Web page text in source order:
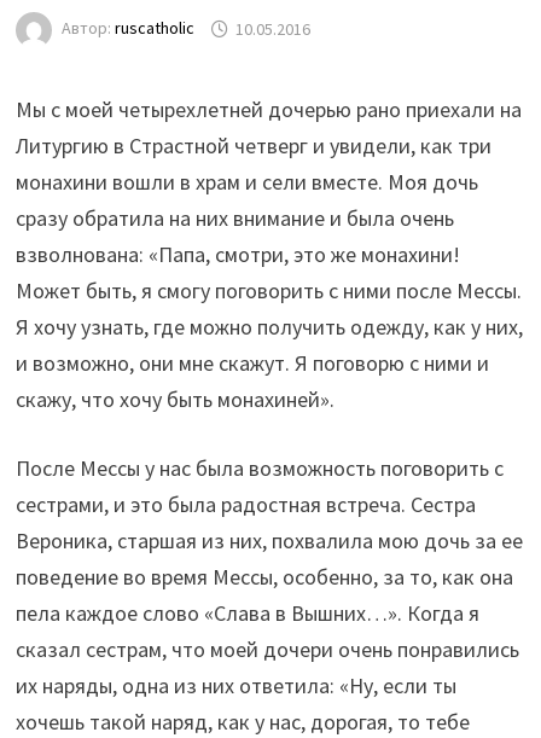
Автор:ruscatholic 10.05.2016
Мы с моей четырехлетней дочерью рано приехали на
Литургию в Страстной четверг и увидели, как три
монахини вошли в храм и сели вместе. Моя дочь
сразу обратила на них внимание и была очень
взволнована: «Папа, смотри, это же монахини!
Может быть, я смогу поговорить с ними после Мессы.
Я хочу узнать, где можно получить одежду, как у них,
и возможно, они мне скажут. Я поговорю с ними и
скажу, что хочу быть монахиней».
После Мессы у нас была возможность поговорить с
сестрами, и это была радостная встреча. Сестра
Вероника, старшая из них, похвалила мою дочь за ее
поведение во время Мессы, особенно, за то, как она
пела каждое слово «Слава в Вышних…». Когда я
сказал сестрам, что моей дочери очень понравились
их наряды, одна из них ответила: «Ну, если ты
хочешь такой наряд, как у нас, дорогая, то тебе